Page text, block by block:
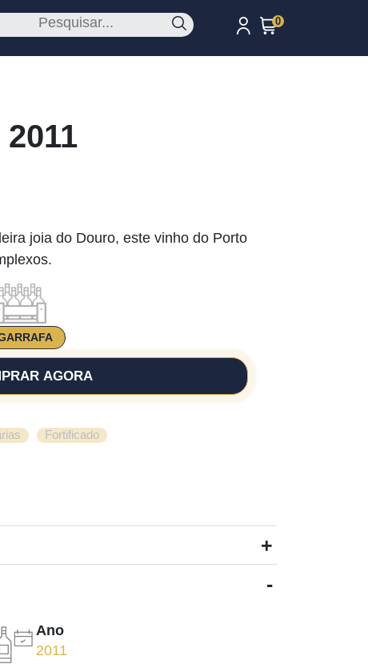
0
joia do Douro, este vinho do Porto
AGORA
Fortificado
+
-
Ano
2011